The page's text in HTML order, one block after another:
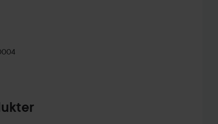
fargen på samme måte: Forsegl neglekanten først
over hele neglen. La tørke i 1–2 minutter.6. Avslutt
neglekanten og påfør et tynt, jevnt lag over hele